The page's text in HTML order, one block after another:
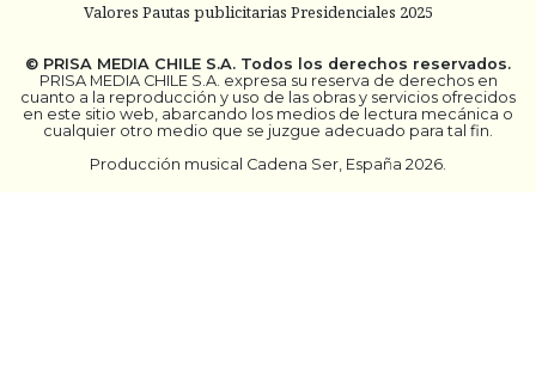
Valores Pautas publicitarias Presidenciales 2025
© PRISA MEDIA CHILE S.A. Todos los derechos reservados.
PRISA MEDIA CHILE S.A. expresa su reserva de derechos en
cuanto a la reproducción y uso de las obras y servicios ofrecidos
en este sitio web, abarcando los medios de lectura mecánica o
cualquier otro medio que se juzgue adecuado para tal fin.
Producción musical Cadena Ser, España 2026.